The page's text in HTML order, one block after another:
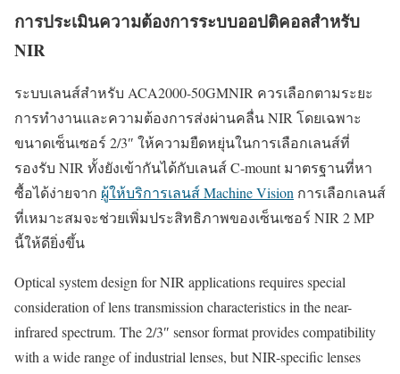
การประเมินความต้องการระบบออปติคอลสำหรับ
NIR
ระบบเลนส์สำหรับ ACA2000-50GMNIR ควรเลือกตามระยะ
การทำงานและความต้องการส่งผ่านคลื่น NIR โดยเฉพาะ
ขนาดเซ็นเซอร์ 2/3″ ให้ความยืดหยุ่นในการเลือกเลนส์ที่
รองรับ NIR ทั้งยังเข้ากันได้กับเลนส์ C-mount มาตรฐานที่หา
ซื้อได้ง่ายจาก ผู้ให้บริการเลนส์ Machine Vision การเลือกเลนส์
ที่เหมาะสมจะช่วยเพิ่มประสิทธิภาพของเซ็นเซอร์ NIR 2 MP
นี้ให้ดียิ่งขึ้น
Optical system design for NIR applications requires special
consideration of lens transmission characteristics in the near-
infrared spectrum. The 2/3″ sensor format provides compatibility
with a wide range of industrial lenses, but NIR-specific lenses